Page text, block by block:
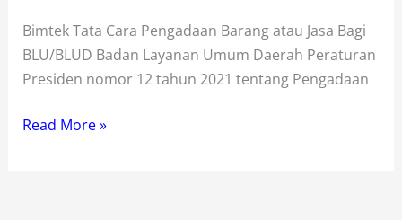
Bimtek Tata Cara Pengadaan Barang atau Jasa Bagi
BLU/BLUD Badan Layanan Umum Daerah Peraturan
Presiden nomor 12 tahun 2021 tentang Pengadaan
Bimtek
Read More »